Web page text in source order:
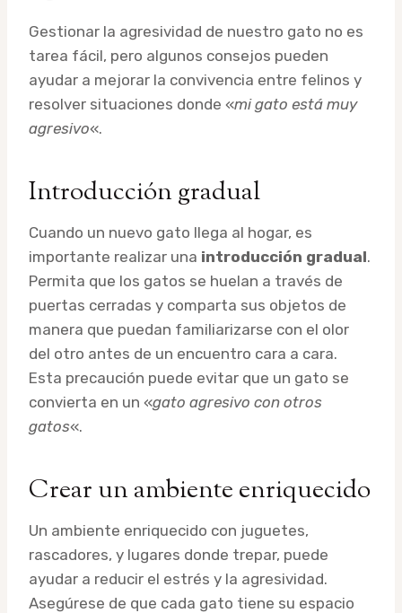
Gestionar la agresividad de nuestro gato no es
tarea fácil, pero algunos consejos pueden
ayudar a mejorar la convivencia entre felinos y
resolver situaciones donde «mi gato está muy
agresivo«.
Introducción gradual
Cuando un nuevo gato llega al hogar, es
importante realizar una introducción gradual.
Permita que los gatos se huelan a través de
puertas cerradas y comparta sus objetos de
manera que puedan familiarizarse con el olor
del otro antes de un encuentro cara a cara.
Esta precaución puede evitar que un gato se
convierta en un «gato agresivo con otros
gatos«.
Crear un ambiente enriquecido
Un ambiente enriquecido con juguetes,
rascadores, y lugares donde trepar, puede
ayudar a reducir el estrés y la agresividad.
Asegúrese de que cada gato tiene su espacio